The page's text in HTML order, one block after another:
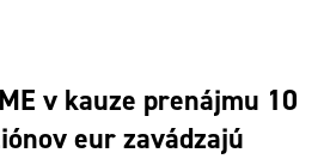
v kauze prenájmu 10
eur zavádzajú